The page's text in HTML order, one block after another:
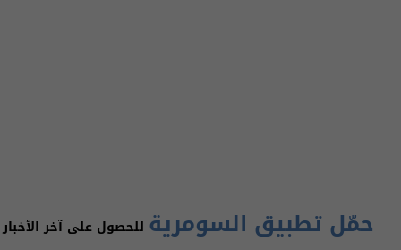
حمّل تطبيق السومرية للحصول على آخر